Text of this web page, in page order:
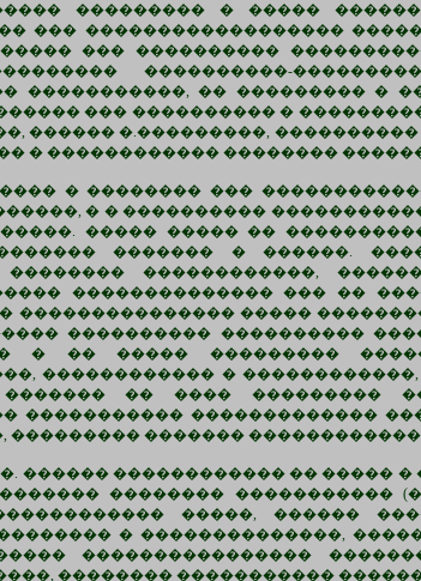
��������� � �����
��� ������������������
��� ����������
����������-
�����������, �� ��������� �
��� ���������� �
������ �.���������,
� ������������ ��������
� �������� ���
� � ����������
����� ����� ��
������� � ������.
������������,
�������������� ��� ��
��������������� �����
���������� ����������
� �� ����� ���������
������������ �
�� ���� ���������
����������� �������������
��������� �������
������ ������������ �� �����
�������� �����������
�����, ������
� ��������������,
����������������
�������� �����������